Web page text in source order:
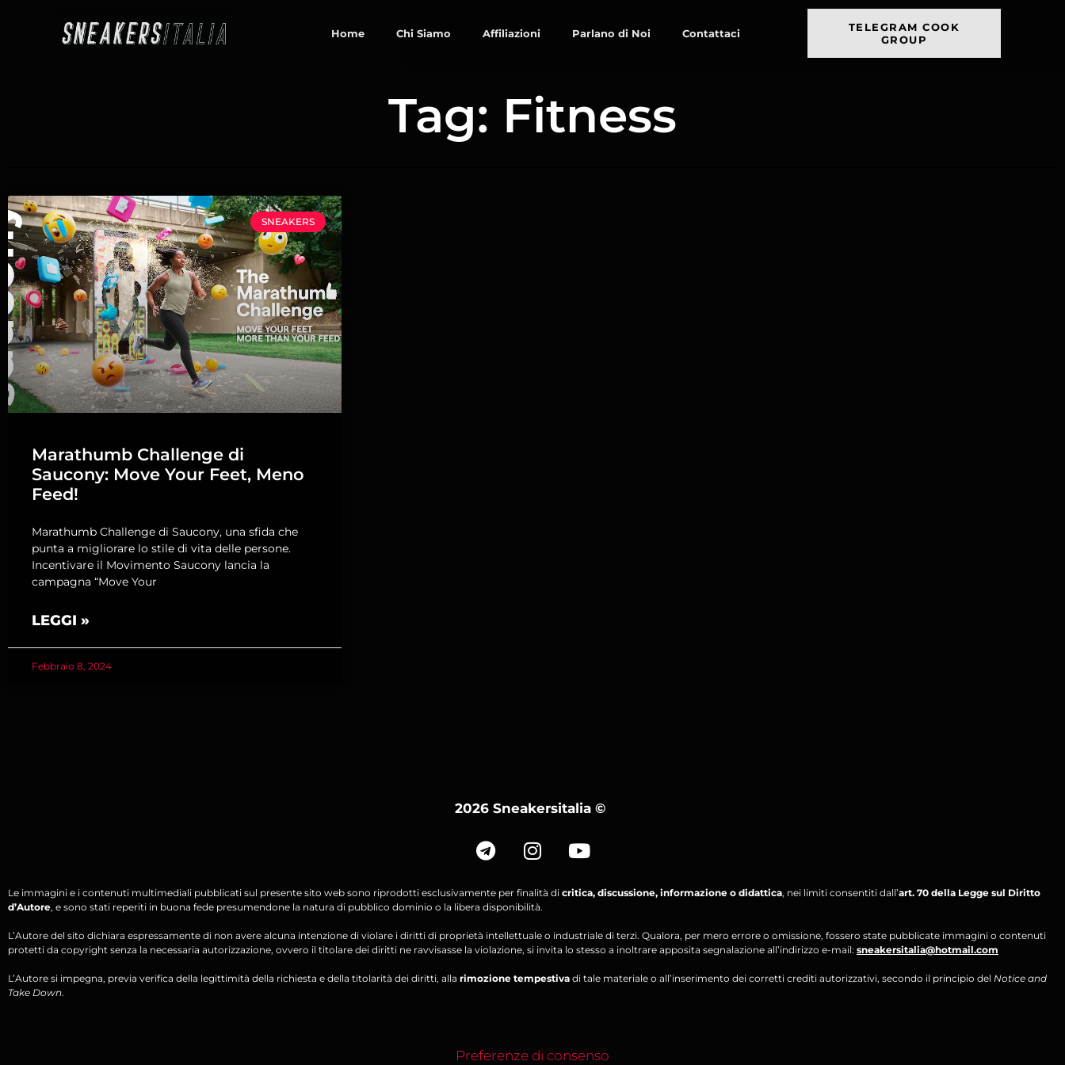
Home Chi Siamo Affiliazioni Parlano di Noi Contattaci
TELEGRAM COOK
GROUP
Tag: Fitness
SNEAKERS
Marathumb Challenge di
Saucony: Move Your Feet, Meno
Feed!
Marathumb Challenge di Saucony, una sfida che
punta a migliorare lo stile di vita delle persone.
Incentivare il Movimento Saucony lancia la
campagna “Move Your
LEGGI »
Febbraio 8, 2024
2026 Sneakersitalia©
Le immagini e i contenuti multimediali pubblicati sul presente sito web sono riprodotti esclusivamente per finalità di critica, discussione, informazione o didattica, nei limiti consentiti dall’art. 70 della Legge sul Diritto
d’Autore, e sono stati reperiti in buona fede presumendone la natura di pubblico dominio o la libera disponibilità.
L’Autore del sito dichiara espressamente di non avere alcuna intenzione di violare i diritti di proprietà intellettuale o industriale di terzi. Qualora, per mero errore o omissione, fossero state pubblicate immagini o contenuti
protetti da copyright senza la necessaria autorizzazione, ovvero il titolare dei diritti ne ravvisasse la violazione, si invita lo stesso a inoltrare apposita segnalazione all’indirizzo e-mail: sneakersitalia@hotmail.com
L’Autore si impegna, previa verifica della legittimità della richiesta e della titolarità dei diritti, alla rimozione tempestiva di tale materiale o all’inserimento dei corretti crediti autorizzativi, secondo il principio del Notice and
Take Down.
Preferenze di consenso